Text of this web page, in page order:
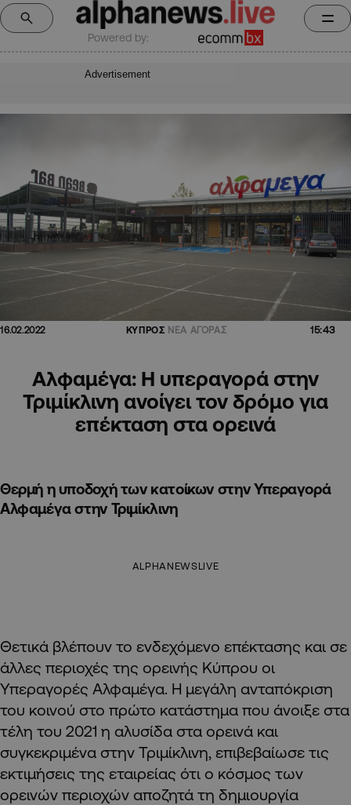
Powered by:
Advertisement
16.02.2022 ΚΥΠΡΟΣ ΝΕΑ ΑΓΟΡΑΣ 15:43
Αλφαμέγα: Η υπεραγορά στην
Τριμίκλινη ανοίγει τον δρόμο για
επέκταση στα ορεινά
Θερμή η υποδοχή των κατοίκων στην Υπεραγορά
Αλφαμέγα στην Τριμίκλινη
ALPHANEWSLIVE
Θετικά βλέπουν το ενδεχόμενο επέκτασης και σε
άλλες περιοχές της ορεινής Κύπρου οι
Υπεραγορές Αλφαμέγα. Η μεγάλη ανταπόκριση
του κοινού στο πρώτο κατάστημα που άνοιξε στα
τέλη του 2021 η αλυσίδα στα ορεινά και
συγκεκριμένα στην Τριμίκλινη, επιβεβαίωσε τις
εκτιμήσεις της εταιρείας ότι ο κόσμος των
ορεινών περιοχών αποζητά τη δημιουργία